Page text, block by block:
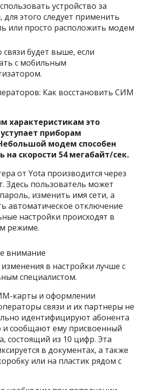
устройство за
для этого следует применить
или просто расположить модем
связи будет выше, если
с мобильным
Как восстановить СИМ
характеристикам это
приборам
модем способен
на скорости 54 мегабайт/сек.
от Yota производится через
Здесь пользователь может
изменить имя сети, а
автоматическое отключение
настройки происходят в
режиме.
внимание
в настройки лучше с
специалистом.
карты и оформлении
связи и их партнеры не
идентифицируют абонента
и сообщают ему присвоенный
состоящий из 10 цифр. Эта
в документах, а также
или на пластик рядом с